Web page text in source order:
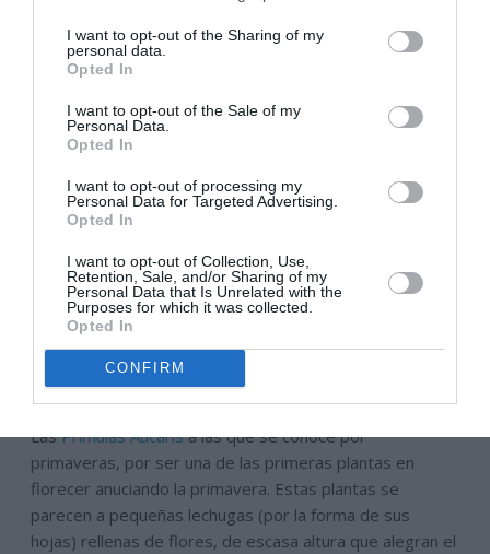
I want to opt-out of the Sharing of my
personal data.
Opted In
I want to opt-out of the Sale of my
Personal Data.
Opted In
I want to opt-out of processing my
Personal Data for Targeted Advertising.
Opted In
I want to opt-out of Collection, Use,
Retention, Sale, and/or Sharing of my
Personal Data that Is Unrelated with the
Purposes for which it was collected.
Opted In
CONFIRM
LasPrimulas Aucarisa las que se conoce por
primaveras, por ser una de las primeras plantas en
florecer anuciando la primavera. Estas plantas se
parecen a pequeñas lechugas (por la forma de sus
hojas) rellenas de flores, de escasa altura que alegran el